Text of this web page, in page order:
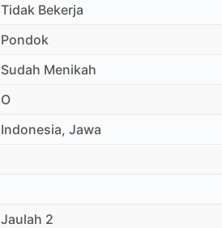
Tidak Bekerja
Pondok
Sudah Menikah
O
Indonesia, Jawa
Jaulah 2